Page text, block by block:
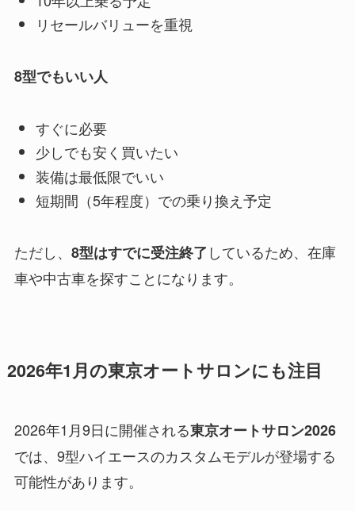
リセールバリューを重視
8型でもいい人
すぐに必要
少しでも安く買いたい
装備は最低限でいい
短期間（5年程度）での乗り換え予定
ただし、 8型はすでに受注終了 しているため、在庫
車や中古車を探すことになります。
2026年1月の東京オートサロンにも注目
2026年1月9日に開催される東京オートサロン2026
では、9型ハイエースのカスタムモデルが登場する
可能性があります。